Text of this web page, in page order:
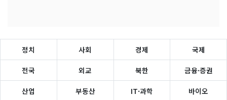
정치 사회 경제 국제
전국 외교 북한 금융·증권
산업 부동산 IT·과학 바이오